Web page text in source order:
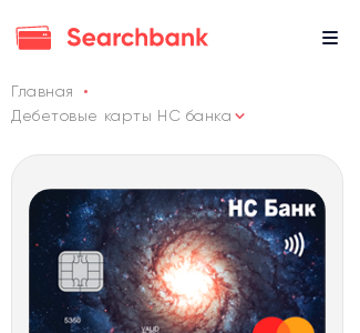
Главная
Дебетовые карты НС банка